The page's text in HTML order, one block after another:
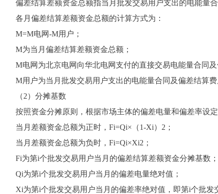
偏差结算差额资金总额指当月批发交易用户支出的电能量合
各月偏差结算差额资金总额的计算方式为：
M=M电网-M用户；
M为当月偏差结算差额资金总额；
M电网为北京电网向华北电网支付的直接交易电能量合同及
M用户为当月批发交易用户支出的电能量合同及偏差结算费
（2）分摊基数
按照资金分摊原则，根据市场主体的偏差电量和偏差率设定
当月差额资金总额为正时，Fi=Qi×（1-Xi）2；
当月差额资金总额为负时，Fi=Qi×Xi2；
Fi为第i个批发交易用户当月的偏差结算差额资金分摊基数；
Qi为第i个批发交易用户当月的偏差电量绝对值；
Xi为第i个批发交易用户当月的偏差率绝对值，即第i个批发